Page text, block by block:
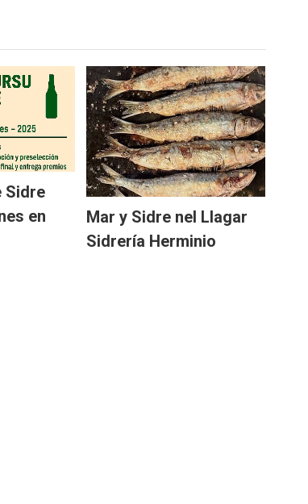
Sidre
en
Mar y Sidre nel Llagar
Sidrería Herminio